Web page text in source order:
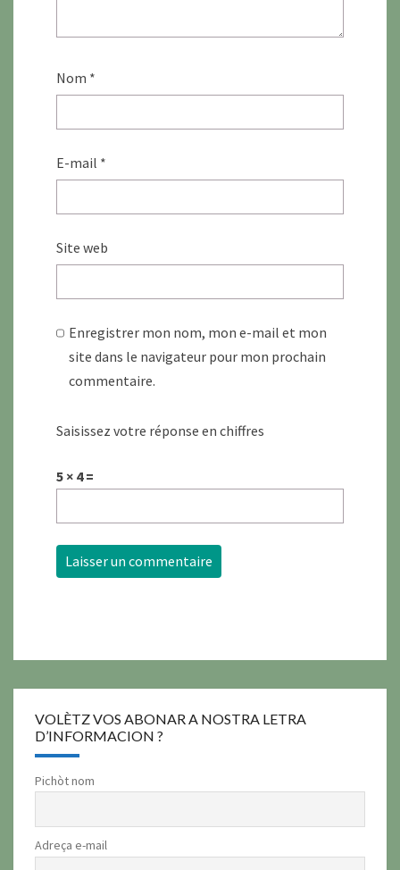
Nom *
E-mail *
Site web
Enregistrer mon nom, mon e-mail et mon
site dans le navigateur pour mon prochain
commentaire.
Saisissez votre réponse en chiffres
5 × 4 =
VOLÈTZ VOS ABONAR A NOSTRA LETRA
D’INFORMACION ?
Pichòt nom
Adreça e-mail